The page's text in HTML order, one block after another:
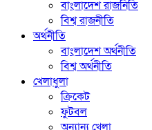
বাংলাদেশ রাজনিতি
বিশ্ব রাজনীতি
অর্থনীতি
বাংলাদেশ অর্থনীতি
বিশ্ব অর্থনীতি
খেলাধুলা
ক্রিকেট
ফুটবল